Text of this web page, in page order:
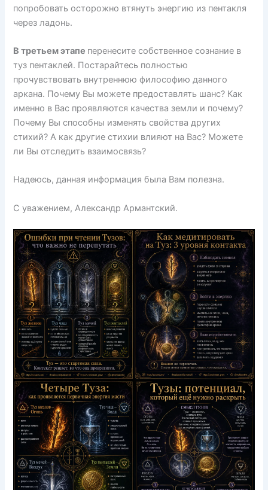
попробовать осторожно втянуть энергию из пентакля
через ладонь.
В третьем этапе перенесите собственное сознание в
туз пентаклей. Постарайтесь полностью
прочувствовать внутреннюю философию данного
аркана. Почему Вы можете предоставлять шанс? Как
именно в Вас проявляются качества земли и почему?
Почему Вы способны изменять свойства других
стихий? А как другие стихии влияют на Вас? Можете
ли Вы отследить взаимосвязь?
Надеюсь, данная информация была Вам полезна.
С уважением, Александр Армантский.